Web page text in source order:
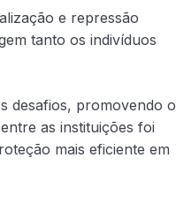
e repressão
tanto os indivíduos
desafios, promovendo o
as instituições foi
mais eficiente em